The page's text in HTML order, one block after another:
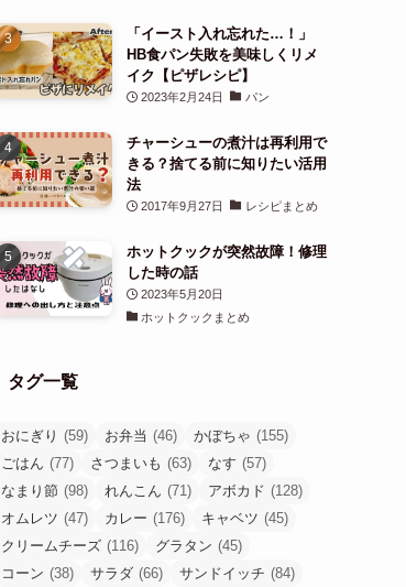
「イースト入れ忘れた…！」
HB食パン失敗を美味しくリメ
イク【ピザレシピ】
2023年2月24日 パン
チャーシューの煮汁は再利用で
きる？捨てる前に知りたい活用
法
2017年9月27日 レシピまとめ
ホットクックが突然故障！修理
した時の話
2023年5月20日
ホットクックまとめ
タグ一覧
おにぎり (59) お弁当 (46) かぼちゃ (155)
ごはん (77) さつまいも (63) なす (57)
なまり節 (98) れんこん (71) アボカド (128)
オムレツ (47) カレー (176) キャベツ (45)
クリームチーズ (116) グラタン (45)
コーン (38) サラダ (66) サンドイッチ (84)